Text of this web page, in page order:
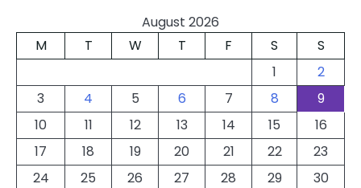
August 2026
M
T W T F S
S
1
2
3
4 5 6 7 8
9
10
11 12 13 14 15
16
17
18 19 20 21 22
23
24
25 26 27 28 29
30